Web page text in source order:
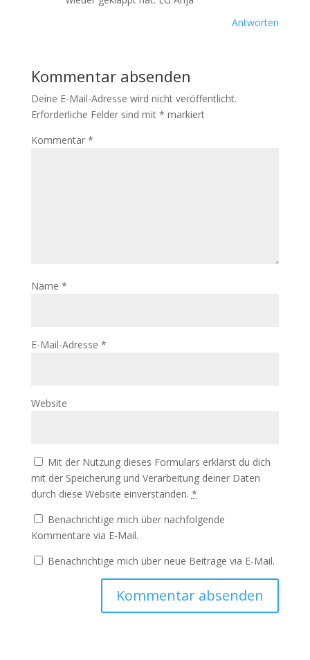
Antworten
Kommentar absenden
Deine E-Mail-Adresse wird nicht veröffentlicht.
Erforderliche Felder sind mit * markiert
Kommentar *
Name *
E-Mail-Adresse *
Website
Mit der Nutzung dieses Formulars erklärst du dich
mit der Speicherung und Verarbeitung deiner Daten
durch diese Website einverstanden. *
Benachrichtige mich über nachfolgende
Kommentare via E-Mail.
Benachrichtige mich über neue Beiträge via E-Mail.